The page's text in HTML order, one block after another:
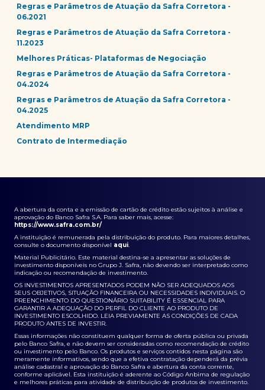
Regras e Parâmetros de Atuação da Safra Corretora -
06.2021
Regras e Parâmetros de Atuação da Safra Corretora -
11.2023
Melhores Práticas- Plataformas de Negociação
Regras e Parâmetros de Atuação da Safra Corretora -
04.2024
Regras e Parâmetros de Atuação da Safra Corretora -
04.2025
Atendimento MRP
Contrato de Intermediação
A abertura da conta e a emissão de cartão de crédito estão sujeitos à análise e
aprovação do Banco Safra S.A. Para saber mais, acesse:
https://www.safra.com.br/
A instituição é remunerada pela distribuição do produto. Para maiores detalhes,
consulte o documento disponível aqui.
Material Publicitário. Este material destina-se a apresentar as soluções de
investimento disponíveis no Grupo J. Safra, não devendo ser interpretado como
indicação ou recomendação de investimento.
OS INVESTIMENTOS APRESENTADOS PODEM NÃO SER ADEQUADOS AOS
SEUS OBJETIVOS, SITUAÇÃO FINANCEIRA OU NECESSIDADES INDIVIDUAIS. O
PREENCHIMENTO DO QUESTIONÁRIO SUITABILITY É ESSENCIAL PARA
GARANTIR A ADEQUAÇÃO DO PERFIL DO CLIENTE AO PRODUTO DE
INVESTIMENTO ESCOLHIDO. LEIA PREVIAMENTE AS CONDIÇÕES DE CADA
PRODUTO ANTES DE INVESTIR.
Essas informações não constituem qualquer forma de oferta pública ou privada
pelo Banco Safra, e não devem ser consideradas como recomendação de crédito
ou investimento pelo Banco. Os produtos e serviços contidos nesta página são
meramente informativos, sendo que a efetiva contratação dependerá da prévia
análise cadastral e aprovação do Banco Safra e abertura da conta corrente,
conforme aplicável. Esta instituição é aderente ao Código Anbima de regulação
e melhores práticas para atividade de distribuição de produtos de investimento.